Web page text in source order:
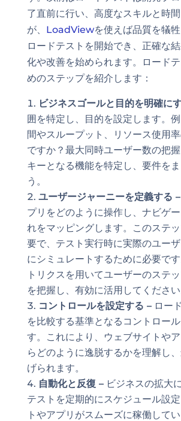
了直前に行い、高度なスキルと時
が、 LoadViewを使えば品質を犠
ロードテストを開始でき、正確な
化や改善を始められます。ロード
めのステップを紹介します：
ビジネスゴールと目的を明確に
囲を特定し、目的を設定します。
間やスループット、リソース使用
ですか？最大同時ユーザー数の把握
キーとなる機能を特定し、要件を
う。
ユーザージャーニーを定義する –
プリをどのように操作し、ナビゲ
れをマッピングします。このステ
要で、テスト実行時に実際のユー
にシミュレートするために必要で
トリクスを用いてユーザーのステ
を把握し、有効に活用してください
コントロールを設定する –ロー
を比較する基準となるコントロー
す。これにより、ウェブサイトや
らどのように逸脱するかを理解し
げられます。
自動化と反復 –ビジネスの拡大
テストを定期的にスケジュール設
トやアプリがスムーズに稼働して